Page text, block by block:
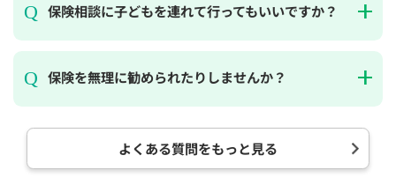
保険相談に子どもを連れて行ってもいいですか？
保険を無理に勧められたりしませんか？
よくある質問をもっと見る